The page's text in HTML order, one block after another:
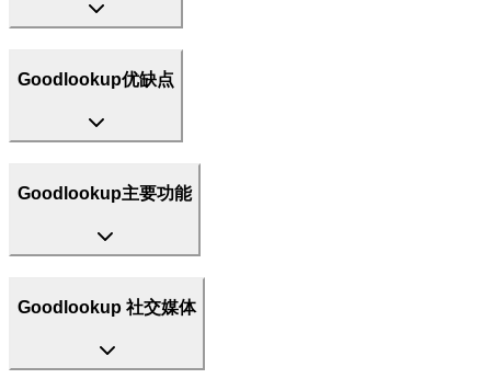
Goodlookup优缺点
Goodlookup主要功能
Goodlookup 社交媒体